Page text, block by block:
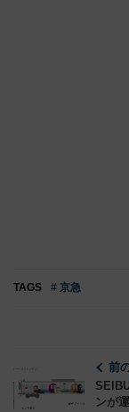
TAGS # 京急
前
ンが